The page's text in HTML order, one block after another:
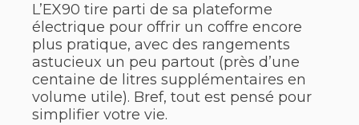
L’EX90 tire parti de sa plateforme
électrique pour offrir un coffre encore
plus pratique, avec des rangements
astucieux un peu partout (près d’une
centaine de litres supplémentaires en
volume utile). Bref, tout est pensé pour
simplifier votre vie.